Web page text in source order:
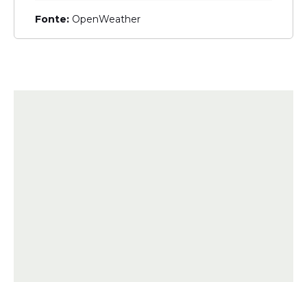
Fonte: OpenWeather